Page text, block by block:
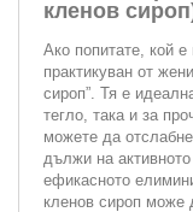
кленов
Ако попитате, кой е
практикуван от
сироп”. Тя е
тегло, така и за
можете да
дължи на
ефикасното
кленов сироп може